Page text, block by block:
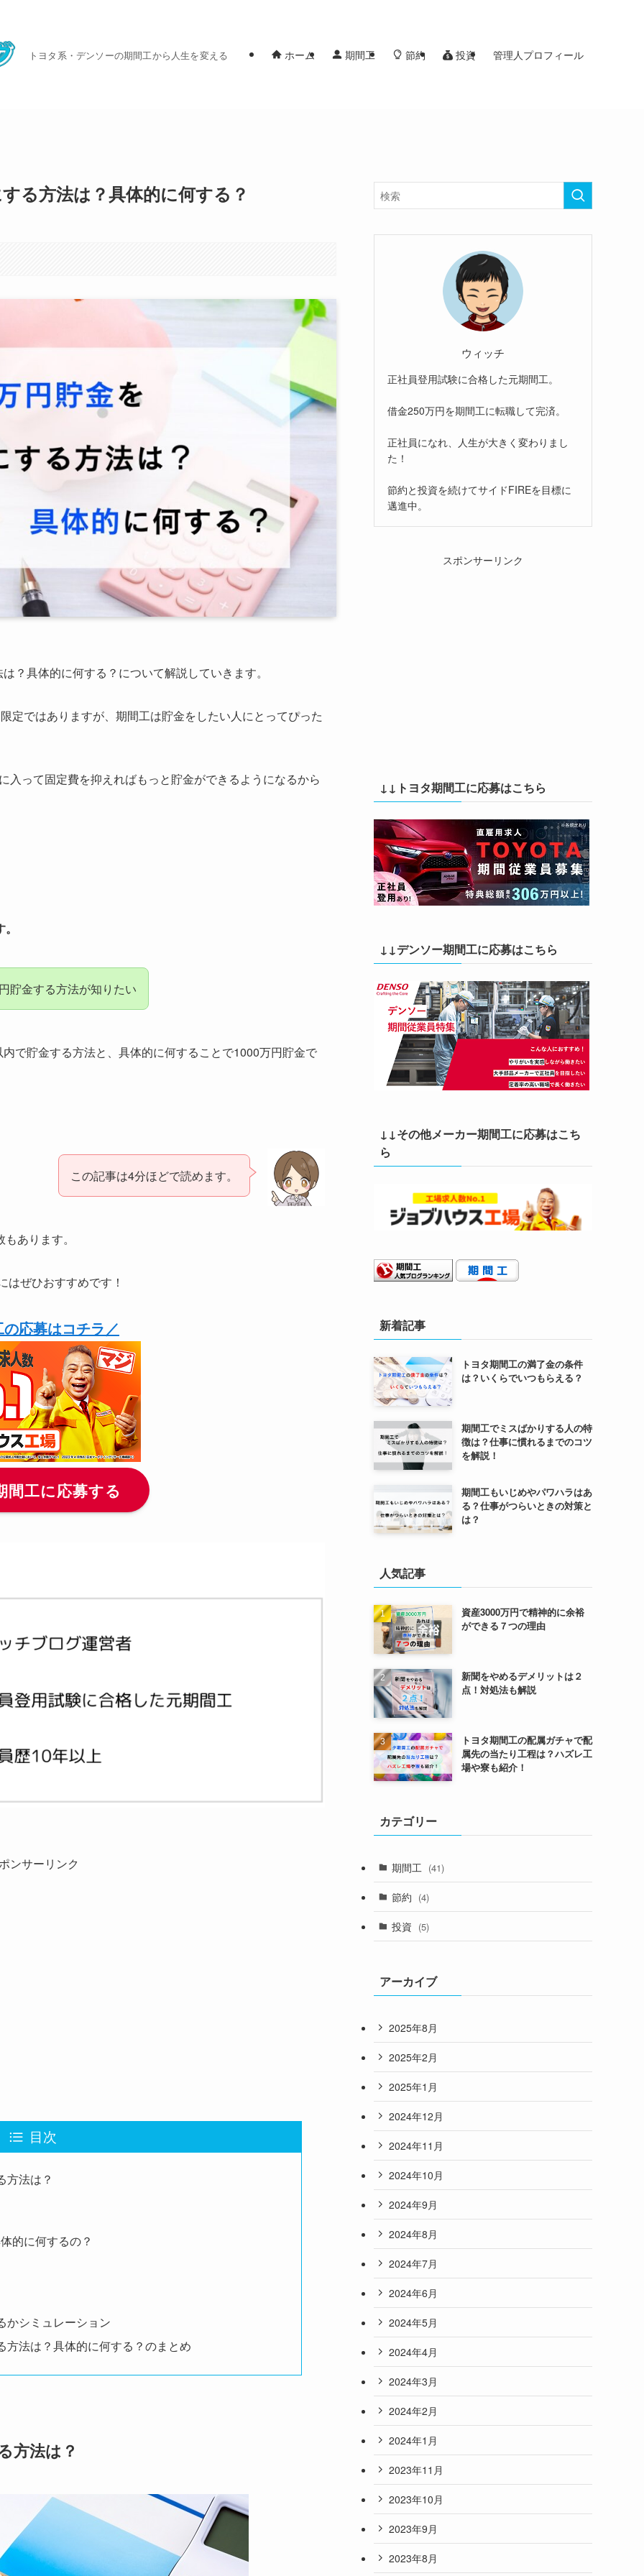
トヨタ系・デンソーの期間工から人生を変える ホーム 期間工 節約 投資 管理人プロフィール
る方法は？具体的に何する？
？具体的に何する？について解説していきます。
定ではありますが、期間工は貯金をしたい人にとってぴった
って固定費を抑えればもっと貯金ができるようになるから
貯金する方法が知りたい
で貯金する方法と、具体的に何することで1000万円貯金で
この記事は4分ほどで読めます。
あります。
ぜひおすすめです！
応募はコチラ／
間工に応募する
ンサーリンク
目次
方法は？
的に何するの？
かシミュレーション
法は？具体的に何する？のまとめ
方法は？
ウィッチ
正社員登用試験に合格した元期間工。
借金250万円を期間工に転職して完済。
正社員になれ、人生が大きく変わりまし
た！
節約と投資を続けてサイドFIREを目標に
邁進中。
スポンサーリンク
↓↓トヨタ期間工に応募はこちら
↓↓デンソー期間工に応募はこちら
↓↓その他メーカー期間工に応募はこち
ら
新着記事
トヨタ期間工の満了金の条件
は？いくらでいつもらえる？
期間工でミスばかりする人の特
徴は？仕事に慣れるまでのコツ
を解説！
期間工もいじめやパワハラはあ
る？仕事がつらいときの対策と
は？
人気記事
資産3000万円で精神的に余裕
ができる７つの理由
新聞をやめるデメリットは２
点！対処法も解説
トヨタ期間工の配属ガチャで配
属先の当たり工程は？ハズレ工
場や寮も紹介！
カテゴリー
期間工 (41)
節約 (4)
投資 (5)
アーカイブ
2025年8月
2025年2月
2025年1月
2024年12月
2024年11月
2024年10月
2024年9月
2024年8月
2024年7月
2024年6月
2024年5月
2024年4月
2024年3月
2024年2月
2024年1月
2023年11月
2023年10月
2023年9月
2023年8月